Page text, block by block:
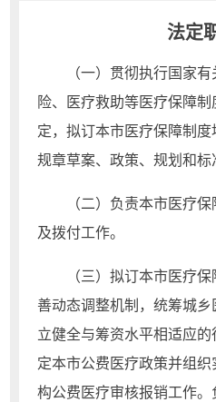
法定
（一）贯彻执行国家
险、医疗救助等医疗保障
定，拟订本市医疗保障制
规章草案、政策、规划和标
（二）负责本市医疗
及拨付工作。
（三）拟订本市医疗
善动态调整机制，统筹城
立健全与筹资水平相适应的
定本市公费医疗政策并组
构公费医疗审核报销工作